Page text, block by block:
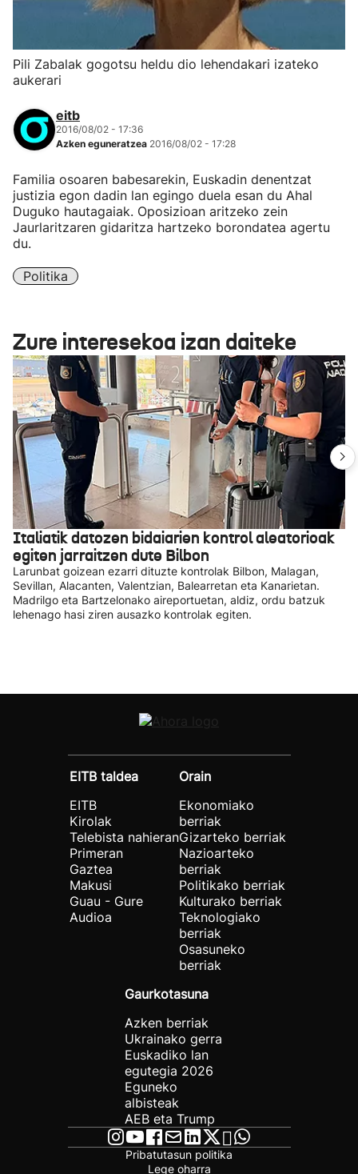
Pili Zabalak gogotsu heldu dio lehendakari izateko
aukerari
eitb
2016/08/02 - 17:36
Azken eguneratzea 2016/08/02 - 17:28
Familia osoaren babesarekin, Euskadin denentzat
justizia egon dadin lan egingo duela esan du Ahal
Duguko hautagaiak. Oposizioan aritzeko zein
Jaurlaritzaren gidaritza hartzeko borondatea agertu
du.
Politika
Zure interesekoa izan daiteke
Italiatik datozen bidaiarien kontrol aleatorioak
egiten jarraitzen dute Bilbon
Larunbat goizean ezarri dituzte kontrolak Bilbon, Malagan,
Sevillan, Alacanten, Valentzian, Balearretan eta Kanarietan.
Madrilgo eta Bartzelonako aireportuetan, aldiz, ordu batzuk
lehenago hasi ziren ausazko kontrolak egiten.
EITB taldea
EITB
Kirolak
Telebista nahieran
Primeran
Gaztea
Makusi
Guau - Gure
Audioa
Orain
Ekonomiako
berriak
Gizarteko berriak
Nazioarteko
berriak
Politikako berriak
Kulturako berriak
Teknologiako
berriak
Osasuneko
berriak
Gaurkotasuna
Azken berriak
Ukrainako gerra
Euskadiko lan
egutegia 2026
Eguneko
albisteak
AEB eta Trump
Pribatutasun politika
Lege oharra